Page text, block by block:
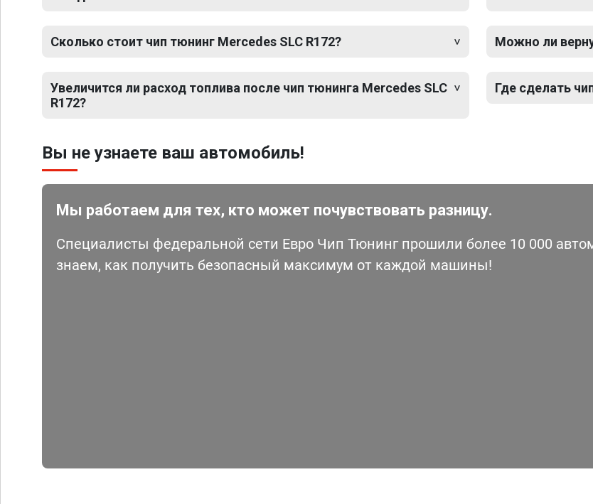
Сколько стоит чип тюнинг Mercedes SLC R172?
Увеличится ли расход топлива после чип тюнинга Mercedes SLC
R172?
Можно ли
Где сделать
Вы не узнаете ваш автомобиль!
Мы работаем для тех, кто может почувствовать разницу.
Специалисты федеральной сети Евро Чип Тюнинг прошили более 10 000
знаем, как получить безопасный максимум от каждой машины!